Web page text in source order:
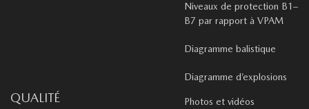
Niveaux de protection B1–
B7 par rapport à VPAM
Diagramme balistique
Diagramme d’explosions
QUALITÉ Photos et vidéos